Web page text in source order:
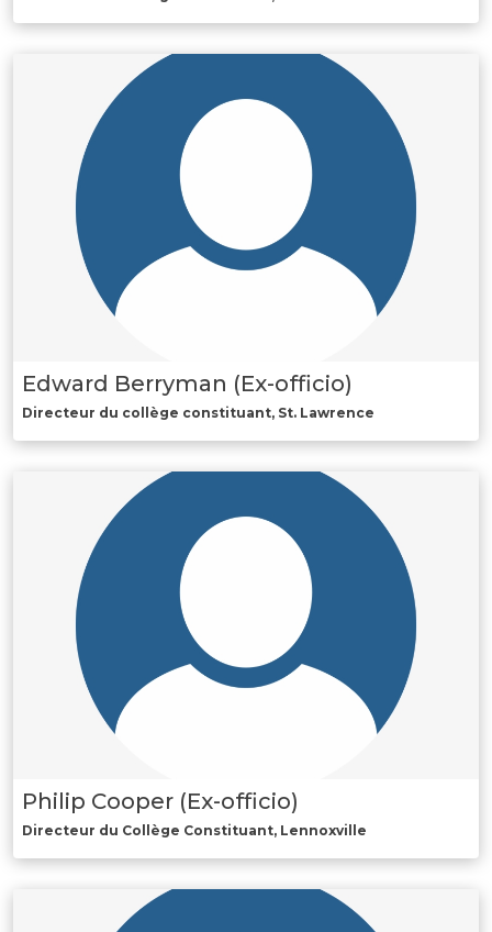
Edward Berryman (Ex-officio)
Directeur du collège constituant, St. Lawrence
Philip Cooper (Ex-officio)
Directeur du Collège Constituant, Lennoxville